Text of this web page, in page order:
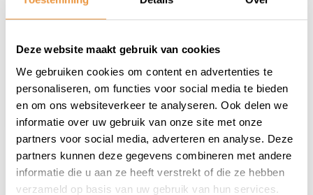
Deze website maakt gebruik van cookies
We gebruiken cookies om content en advertenties te
personaliseren, om functies voor social media te bieden
en om ons websiteverkeer te analyseren. Ook delen we
informatie over uw gebruik van onze site met onze
partners voor social media, adverteren en analyse. Deze
partners kunnen deze gegevens combineren met andere
informatie die u aan ze heeft verstrekt of die ze hebben
verzameld op basis van uw gebruik van hun services.
ventielen -
meenemen
12,95
1